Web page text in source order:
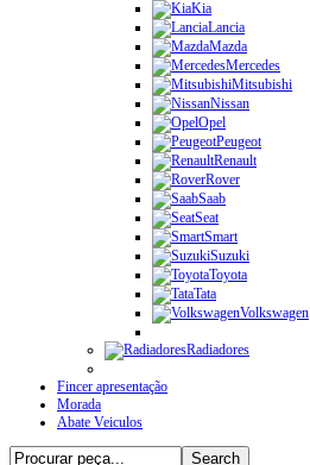
Kia
Lancia
Mazda
Mercedes
Mitsubishi
Nissan
Opel
Peugeot
Renault
Rover
Saab
Seat
Smart
Suzuki
Toyota
Tata
Volkswagen
Radiadores
Fincer apresentação
Morada
Abate Veiculos